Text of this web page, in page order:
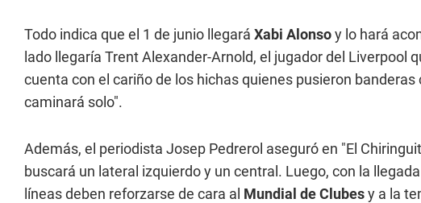
Todo indica que el 1 de junio llegará Xabi Alonsoy lo hará
lado llegaría Trent Alexander-Arnold, el jugador del Liverpool
cuenta con el cariño de los hichas quienes pusieron
caminará solo".
Además, el periodista Josep Pedrerol aseguró en "El
buscará un lateral izquierdo y un central. Luego, con la
líneas deben reforzarse de cara al Mundial de Clubesy a la